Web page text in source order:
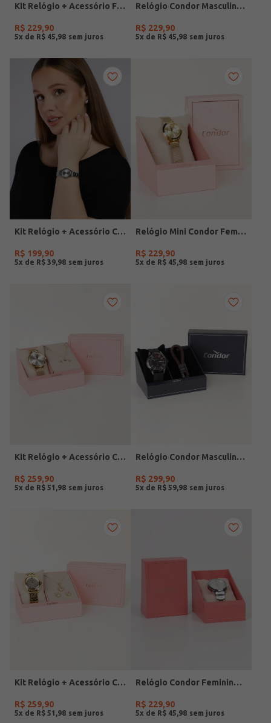
Kit Relógio + Acessório Feminino DOURADO
R$ 229,90
5x de R$ 45 98
Relógio Condor Masculino PRATA
R$ 229,90
5x de R$ 45 98
Kit Relógio + Acessório Condor Feminino PRATA
R$ 199,90
5x de R$ 39 98
Relógio Mini Condor Feminino DOURADO
R$ 229,90
5x de R$ 45 98
Kit Relógio + Acessório Condor Feminino DOURADO
R$ 259,90
5x de R$ 51 98
Relógio Condor Masculino PRETO
R$ 299,90
5x de R$ 59 98
Kit Relógio + Acessório Condor Feminino DOURADO
R$ 259,90
5x de R$ 51 98
Relógio Condor Feminino PRATA
R$ 229,90
5x de R$ 45 98